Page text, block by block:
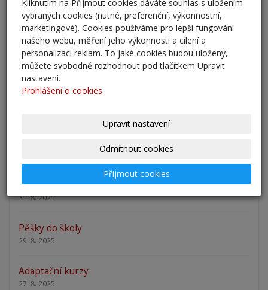
rok 2026/202
25. 5. 2026
Odlišná organizace školního roku 2025/2026
27. 2. 2026
Zápis 2026 - výsledky
Nový školní rok - informace
31. 8. 2025
Pěšky do školy
29. 8. 2025
Adaptační kurzy
27. 8. 2025
Kliknutím na Přijmout cookies dáváte souhlas s uložením
vybraných cookies (nutné, preferenční, výkonnostní,
marketingové). Cookies používáme pro lepší fungování
našeho webu, měření jeho výkonnosti a cílení a
personalizaci reklam. To jaké cookies budou uloženy,
můžete svobodně rozhodnout pod tlačítkem Upravit
nastavení.
Prohlášení o cookies.
Upravit nastavení
Odmítnout cookies
Přijmout cookies